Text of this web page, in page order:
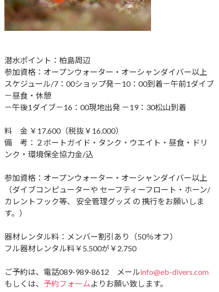
潜水ポイント：柏島周辺
参加資格：オープンウォーター・オーシャンダイバー以上
スケジュール/7：00ショップ発－10：00到着－午前1ダイブ
－昼食・休憩
－午後1ダイブ－16：00現地出発 －19：30松山到着
料 金 ￥17.600（税抜￥16.000）
備 考：２ボートガイド・タンク・ウエイト・昼食・ドリ
ンク・環境保全協力金/込
参加資格：オープンウォーター・オーシャンダイバー以上
（ダイブコンピューターや セーフティーフロート・ホーン/
カレントフック等、 安全管理グッズ の 携行をお願いしま
す。）
器材レンタル料：メンバー割引あり（50％オフ）
フル器材レンタル料￥5.500が￥2.750
ご予約は、電話089-989-8612 メールinfo@eb-divers.com
もしくは、 予約フォームよりお願い致します。